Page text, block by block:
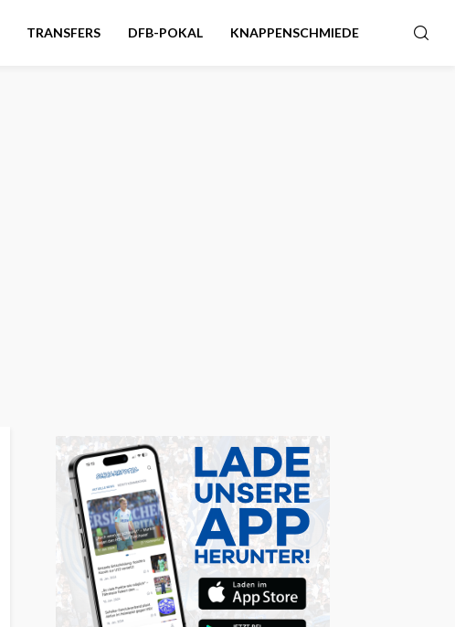
TRANSFERS DFB-POKAL KNAPPENSCHMIEDE